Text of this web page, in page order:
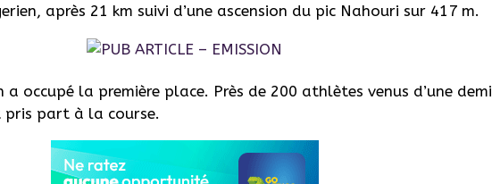
après 21 km suivi d’une ascension du pic Nahouri sur 417 m.
a occupé la première place. Près de 200 athlètes venus d’une demi
pris part à la course.